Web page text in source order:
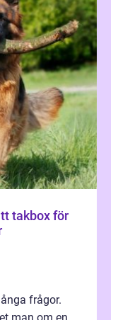
frågor.